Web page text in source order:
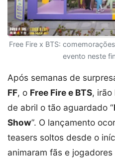
Free Fire x BTS:
evento neste
Após semanas de
FF, o Free Fire e BTS, irão
de abril o tão aguardado “
Show”. O lançamento
teasers soltos desde o
animaram fãs e